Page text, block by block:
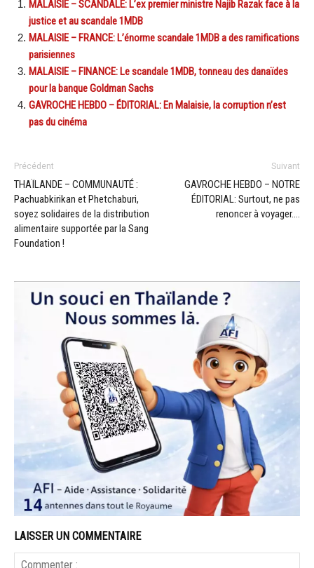
MALAISIE – SCANDALE: L’ex premier ministre Najib Razak face à la
justice et au scandale 1MDB
MALAISIE – FRANCE: L’énorme scandale 1MDB a des ramifications
parisiennes
MALAISIE – FINANCE: Le scandale 1MDB, tonneau des danaïdes
pour la banque Goldman Sachs
GAVROCHE HEBDO – ÉDITORIAL: En Malaisie, la corruption n’est
pas du cinéma
Précédent
THAÏLANDE – COMMUNAUTÉ :
Pachuabkirikan et Phetchaburi,
soyez solidaires de la distribution
alimentaire supportée par la Sang
Foundation !
Suivant
GAVROCHE HEBDO – NOTRE
ÉDITORIAL: Surtout, ne pas
renoncer à voyager….
LAISSER UN COMMENTAIRE